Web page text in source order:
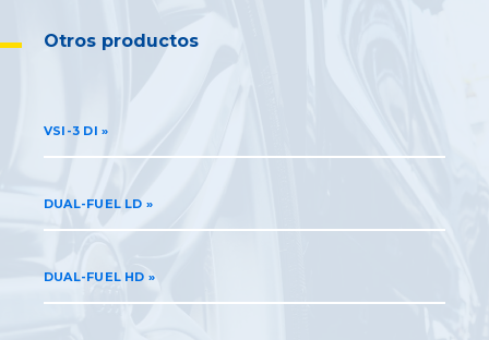
Otros productos
VSI-3 DI
DUAL-FUEL LD
DUAL-FUEL HD